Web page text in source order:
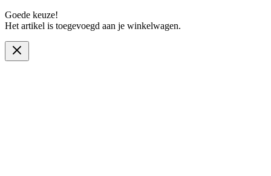
Goede keuze!
Het artikel is toegevoegd aan je winkelwagen.